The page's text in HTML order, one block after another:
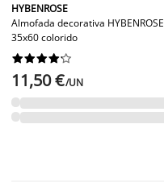
HYBENROSE
Almofada decorativa HYBENROSE
35x60 colorido






11,50 €/UN